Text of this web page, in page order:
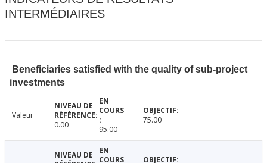
INTERMÉDIAIRES
Beneficiaries satisfied with the quality of sub-project
investments
Valeur
0.00
95.00
75.00